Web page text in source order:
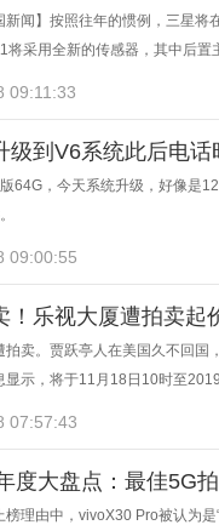
新闻】按照往年的惯例，三星
将采用全新的传感器，其中后
09:11:33
级到V6系统此后电
64G，今天系统升级，好像是
09:00:55
！乐视大厦遭拍卖起
拍卖。贾跃亭人在美国久不回
显示，将于11月18日10时至
07:57:43
度大盘点：最佳5G
榜理由中，vivoX30 Pro被认为